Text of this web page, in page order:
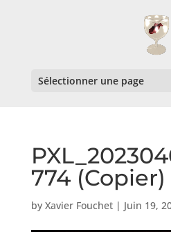
Sélectionner une page
774 (Copier)
by Xavier Fouchet| Juin 19,